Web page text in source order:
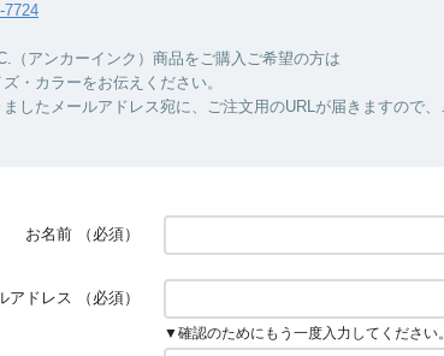
7724
（アンカーインク）商品をご購入ご希望の方は
・カラーをお伝えください。
したメールアドレス宛に、ご注文用のURLが届きますので
お名前 （必須）
アドレス （必須）
▼確認のためにもう一度入力してください。